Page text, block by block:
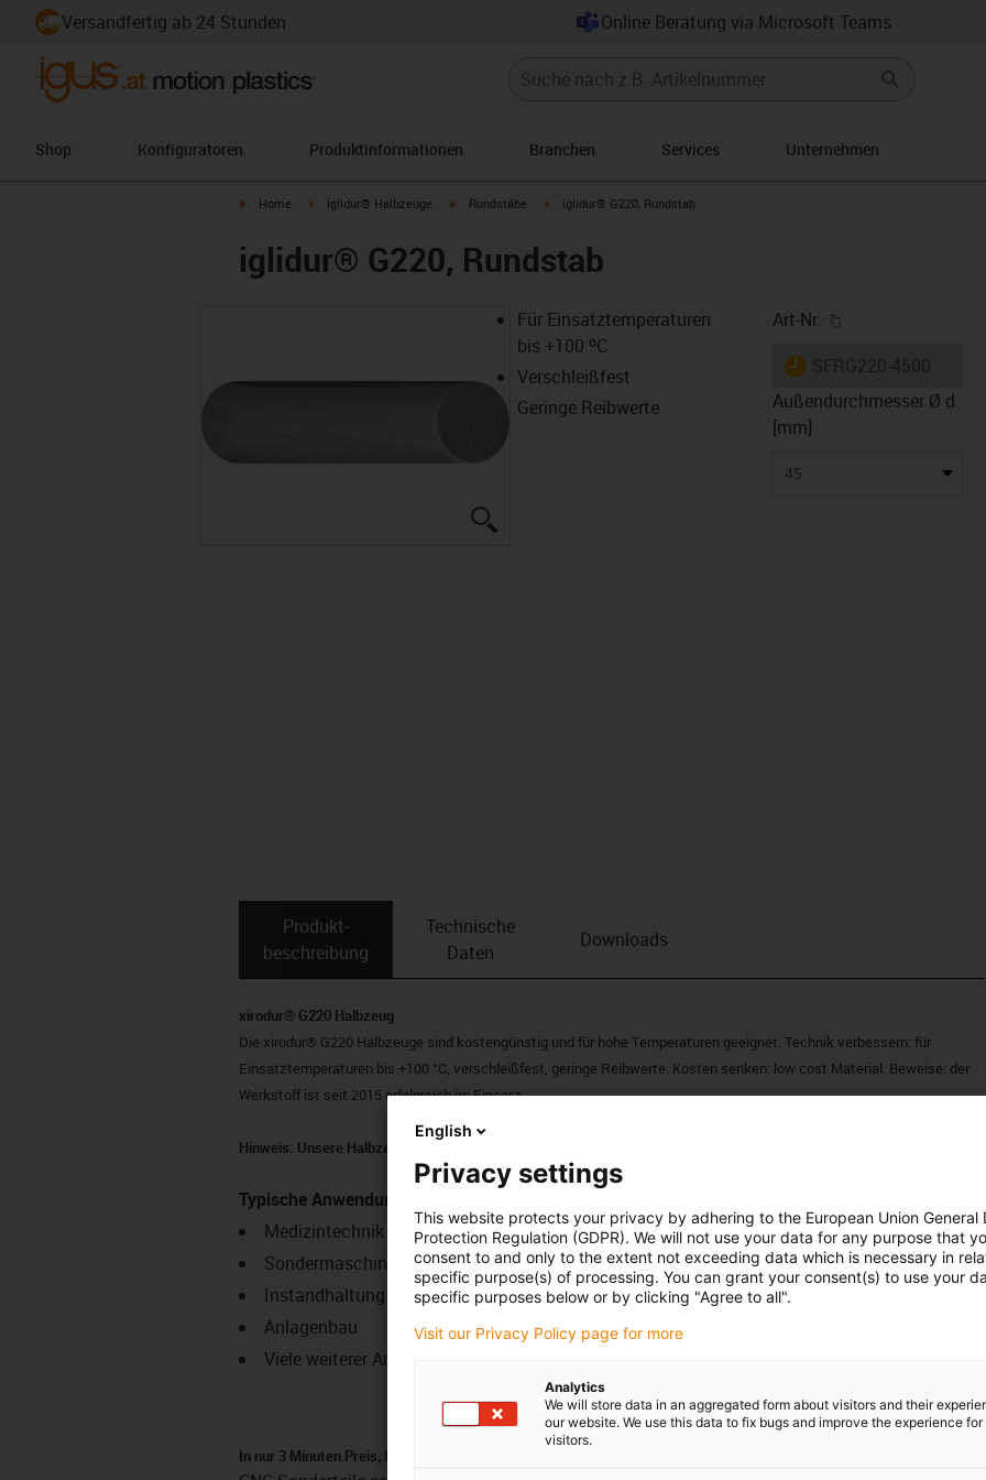
Versandfertig ab 24 Stunden Online Beratung via Microsoft Teams
Shop Konfiguratoren Produktinformationen Branchen Services Unternehmen
igus-icon-arrow-right
Home igus-icon-arrow-right
iglidur® Halbzeuge igus-icon-arrow-right
Rundstäbe igus-icon-arrow-right
iglidur® G220, Rundstab
iglidur® G220, Rundstab
Für Einsatztemperaturen
bis +100 ºC
Verschleißfest
Geringe Reibwerte
Art-Nr.
igus-icon-lieferzeit
Außendurchmesser Ø d
[mm]
45
Produkt­
beschreibung
Technische
Daten
Downloads
xirodur® G220 Halbzeug
Die xirodur® G220 Halbzeuge sind kostengünstig und für hohe Temperaturen geeignet. Technik verbessern: für
Einsatztemperaturen bis +100 °C, verschleißfest, geringe Reibwerte. Kosten senken: low cost Material. Beweise: der
Werkstoff ist seit 2015 erfolgreich im Einsatz.
Hinweis: Unsere Halbzeuge werden mit Übermaß gefertigt.
Typische Anwendungsbereiche
Medizintechnik
Sondermaschinenbau
Instandhaltung
Anlagenbau
Viele weiterer Anwendungsbereiche finden Sie bei unseren
In nur 3 Minuten Preis, Lieferzeit und Lebensdauer für Ihre individuellen Bauteile erhalten
English
Privacy settings
This website protects your privacy by adhering to the European Union General
Protection Regulation (GDPR). We will not use your data for any purpose that
consent to and only to the extent not exceeding data which is necessary in
specific purpose(s) of processing. You can grant your consent(s) to use your
specific purposes below or by clicking "Agree to all".
Visit our Privacy Policy page for more
Analytics
We will store data in an aggregated form about visitors and their
our website. We use this data to fix bugs and improve the experience for
visitors.